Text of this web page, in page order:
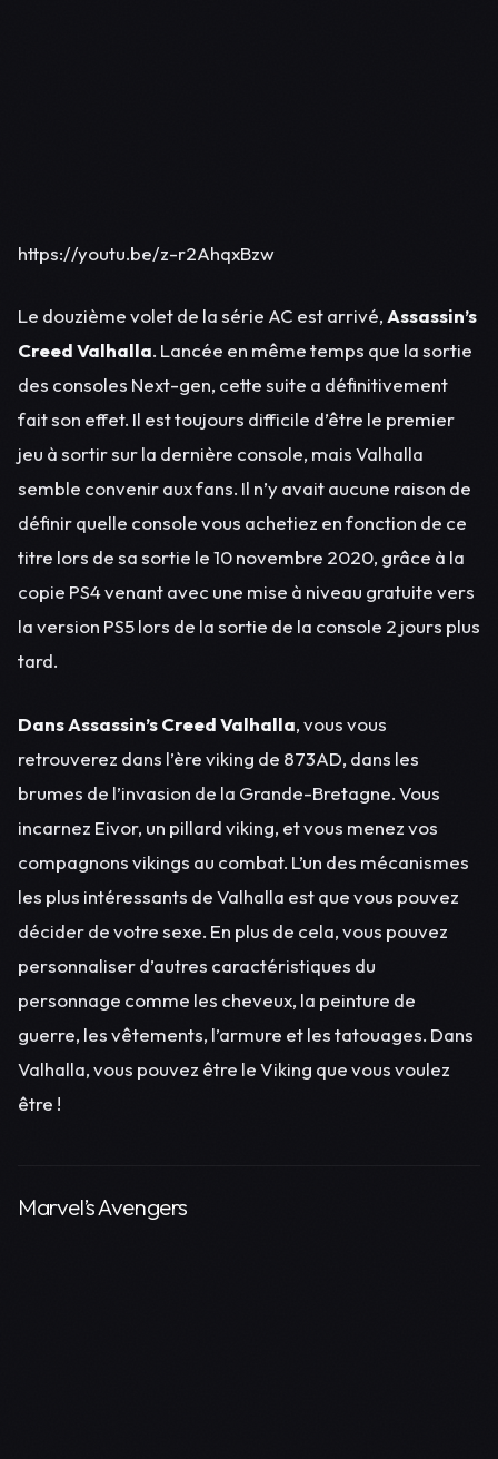
https://youtu.be/z-r2AhqxBzw
Le douzième volet de la série AC est arrivé,Assassin’s
Creed Valhalla. Lancée en même temps que la sortie
des consoles Next-gen, cette suite a définitivement
fait son effet. Il est toujours difficile d’être le premier
jeu à sortir sur la dernière console, mais Valhalla
semble convenir aux fans. Il n’y avait aucune raison de
définir quelle console vous achetiez en fonction de ce
titre lors de sa sortie le 10 novembre 2020, grâce à la
copie PS4 venant avec une mise à niveau gratuite vers
la version PS5 lors de la sortie de la console 2 jours plus
tard.
Dans Assassin’s Creed Valhalla, vous vous
retrouverez dans l’ère viking de 873AD, dans les
brumes de l’invasion de la Grande-Bretagne. Vous
incarnez Eivor, un pillard viking, et vous menez vos
compagnons vikings au combat. L’un des mécanismes
les plus intéressants de Valhalla est que vous pouvez
décider de votre sexe. En plus de cela, vous pouvez
personnaliser d’autres caractéristiques du
personnage comme les cheveux, la peinture de
guerre, les vêtements, l’armure et les tatouages. Dans
Valhalla, vous pouvez être le Viking que vous voulez
être !
Marvel’s Avengers